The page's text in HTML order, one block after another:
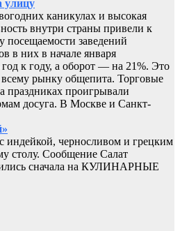
каникулах и высокая
внутри страны привели к
посещаемости заведений
в них в начале января
к году, а оборот — на 21%. Это
всему рынку общепита. Торговые
праздниках проигрывали
досуга. В Москве и Санкт-
индейкой, черносливом и грецким
столу. Сообщение Салат
сначала на КУЛИНАРНЫЕ